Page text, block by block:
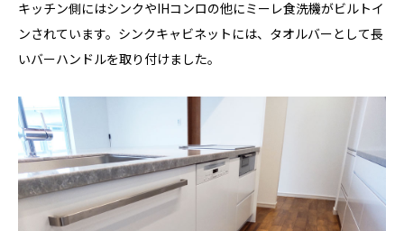
キッチン側にはシンクやIHコンロの他にミーレ食洗機がビルトイ
ンされています。シンクキャビネットには、タオルバーとして長
いバーハンドルを取り付けました。